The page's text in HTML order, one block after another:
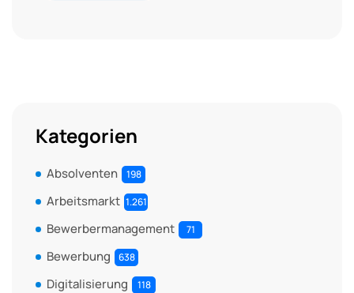
Kategorien
Absolventen 198
Arbeitsmarkt 1.261
Bewerbermanagement 71
Bewerbung 638
Digitalisierung 118